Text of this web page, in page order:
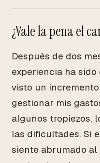
¿Vale la pena el
Después de dos
experiencia ha
visto un
gestionar mis
algunos tropiezos,
las dificultades. Si
siente abrumado